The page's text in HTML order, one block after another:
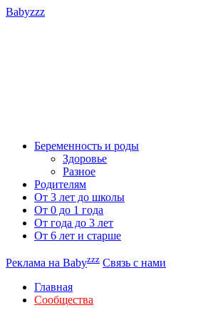
Babyzzz
Беременность и роды
Здоровье
Разное
Родителям
От 3 лет до школы
От 0 до 1 года
От года до 3 лет
От 6 лет и старше
Реклама на Babyzzz Связь с нами
Главная
Сообщества